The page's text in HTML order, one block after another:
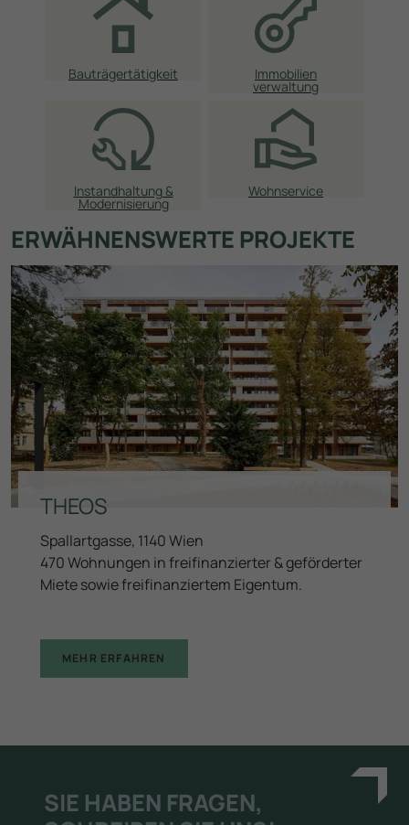
Bauträgertätigkeit Immobilien­
verwaltung
Instandhaltung &
Modernisierung
Wohnservice
ERWÄHNENSWERTE PROJEKTE
THEOS
Spallartgasse, 1140 Wien
470 Wohnungen in freifinanzierter & geförderter
Miete sowie freifinanziertem Eigentum.
MEHR ERFAHREN
SIE HABEN FRAGEN,